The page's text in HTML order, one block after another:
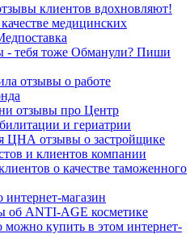
клиентов вдохновляют!
медицинских
- тебя тоже Обманули? Пиши
отзывы о работе
отзывы про Центр
и гериатрии
ЦНА отзывы о застройщике
и клиентов компании
о качестве таможенного
интернет-магазин
об ANTI-AGE косметике
можно купить в этом интернет-